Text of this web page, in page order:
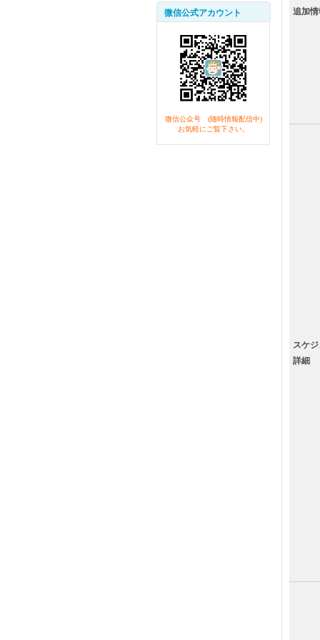
微信公式アカウント
微信公众号 (随時情報配信中)
お気軽にご覧下さい。
追加
スケ
詳細